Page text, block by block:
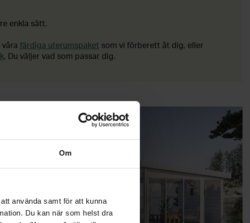
Om
använda samt för att kunna
Du kan när som helst dra
enkla sätt.
våra färdiga uterumspaket som vi förberett åt dig, eller
. Du väljer vad som passar dig.
köpa uterum. Designa själv i